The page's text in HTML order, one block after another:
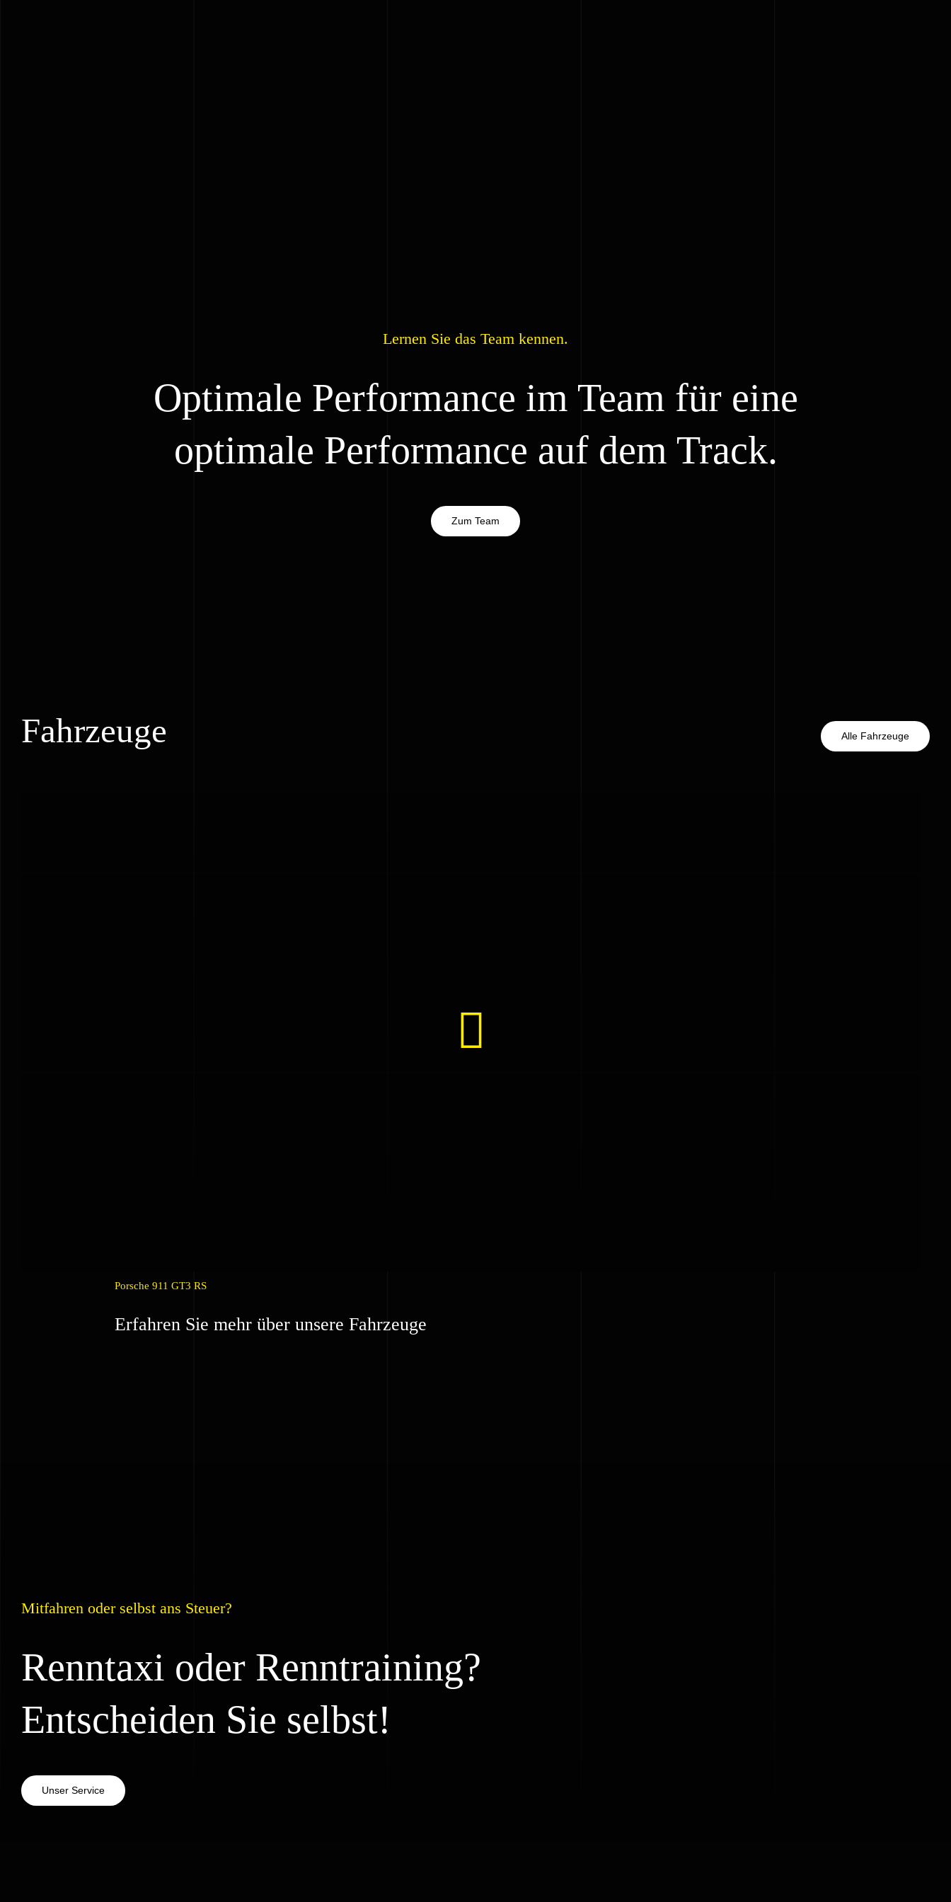
Lernen Sie das Team kennen.
Optimale Performance im Team für eine
optimale Performance auf dem Track.
Zum Team
Fahrzeuge Alle Fahrzeuge
Porsche 911 GT3 RS
Erfahren Sie mehr über unsere Fahrzeuge
Mitfahren oder selbst ans Steuer?
Renntaxi oder Renntraining?
Entscheiden Sie selbst!
Unser Service